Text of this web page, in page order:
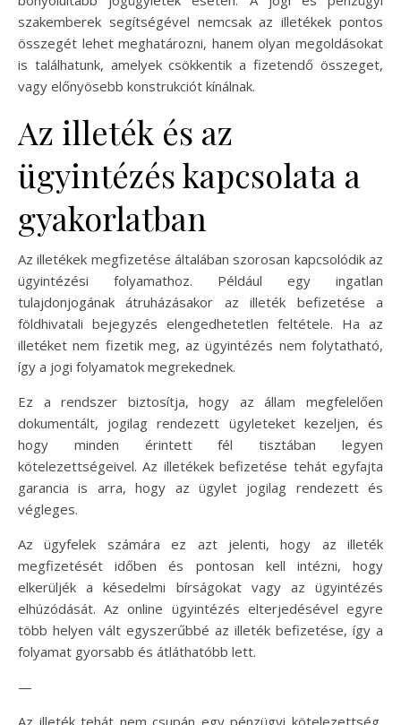
szakemberek segítségével nemcsak az illetékek pontos
összegét lehet meghatározni, hanem olyan megoldásokat
is találhatunk, amelyek csökkentik a fizetendő összeget,
vagy előnyösebb konstrukciót kínálnak.
Az illeték és az
ügyintézés kapcsolata a
gyakorlatban
Az illetékek megfizetése általában szorosan kapcsolódik az
ügyintézési folyamathoz. Például egy ingatlan
tulajdonjogának átruházásakor az illeték befizetése a
földhivatali bejegyzés elengedhetetlen feltétele. Ha az
illetéket nem fizetik meg, az ügyintézés nem folytatható,
így a jogi folyamatok megrekednek.
Ez a rendszer biztosítja, hogy az állam megfelelően
dokumentált, jogilag rendezett ügyleteket kezeljen, és
hogy minden érintett fél tisztában legyen
kötelezettségeivel. Az illetékek befizetése tehát egyfajta
garancia is arra, hogy az ügylet jogilag rendezett és
végleges.
Az ügyfelek számára ez azt jelenti, hogy az illeték
megfizetését időben és pontosan kell intézni, hogy
elkerüljék a késedelmi bírságokat vagy az ügyintézés
elhúzódását. Az online ügyintézés elterjedésével egyre
több helyen vált egyszerűbbé az illeték befizetése, így a
folyamat gyorsabb és átláthatóbb lett.
—